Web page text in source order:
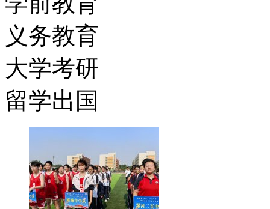
义务教育
大学考研
留学出国